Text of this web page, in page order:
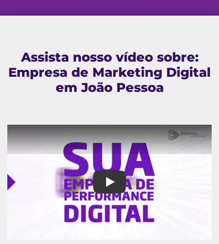
Assista nosso vídeo sobre:
Empresa de Marketing Digital
em João Pessoa
Empresa de Marketing Digital